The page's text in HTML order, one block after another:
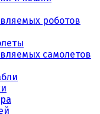
роботов
самолетов